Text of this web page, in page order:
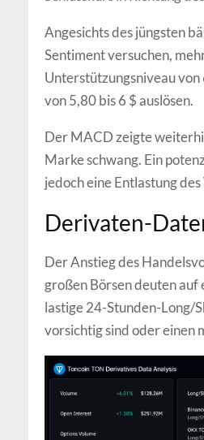
Angesichts des jüngsten
Sentiment versuchen,
Unterstützungsniveau
von 5,80 bis 6 $ auslösen.
Der MACD zeigte
Marke schwang. Ein
jedoch eine Entlastung
Derivaten-
Der Anstieg des
großen Börsen deuten auf
lastige 24-Stunden-Long/
vorsichtig sind oder einen